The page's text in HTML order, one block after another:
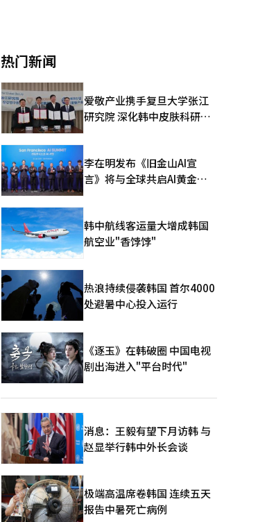
热门新闻
爱敬产业携手复旦大学张江
研究院 深化韩中皮肤科研合
李在明发布《旧金山AI宣
言》将与全球共启AI黄金时
韩中航线客运量大增成韩国
航空业"香饽饽"
热浪持续侵袭韩国 首尔4000
处避暑中心投入运行
《逐玉》在韩破圈 中国电视
剧出海进入"平台时代"
消息：王毅有望下月访韩 与
赵显举行韩中外长会谈
极端高温席卷韩国 连续五天
报告中暑死亡病例